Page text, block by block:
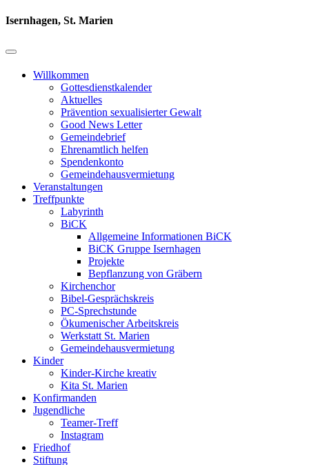
Isernhagen, St. Marien
Willkommen
Gottesdienstkalender
Aktuelles
Prävention sexualisierter Gewalt
Good News Letter
Gemeindebrief
Ehrenamtlich helfen
Spendenkonto
Gemeindehausvermietung
Veranstaltungen
Treffpunkte
Labyrinth
BiCK
Allgemeine Informationen BiCK
BiCK Gruppe Isernhagen
Projekte
Bepflanzung von Gräbern
Kirchenchor
Bibel-Gesprächskreis
PC-Sprechstunde
Ökumenischer Arbeitskreis
Werkstatt St. Marien
Gemeindehausvermietung
Kinder
Kinder-Kirche kreativ
Kita St. Marien
Konfirmanden
Jugendliche
Teamer-Treff
Instagram
Friedhof
Stiftung